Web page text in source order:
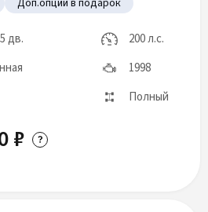
Доп.опции в подарок
дв.
200 л.с.
1998
Полный
₽